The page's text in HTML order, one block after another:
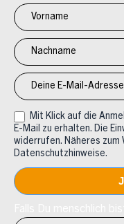
Newsletter
Anmeldung
CV
Mit Klick auf die
E-Mail zu erhalten. Die
widerrufen. Näheres
Datenschutzhinweise.